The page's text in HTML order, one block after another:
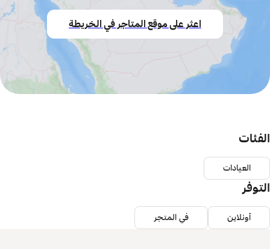
اعثر على موقع المتاجر في الخريطة
الفئات
العيادات
التوفر
أونلاين في المتجر